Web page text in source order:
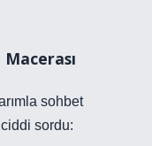
sohbet
sordu: